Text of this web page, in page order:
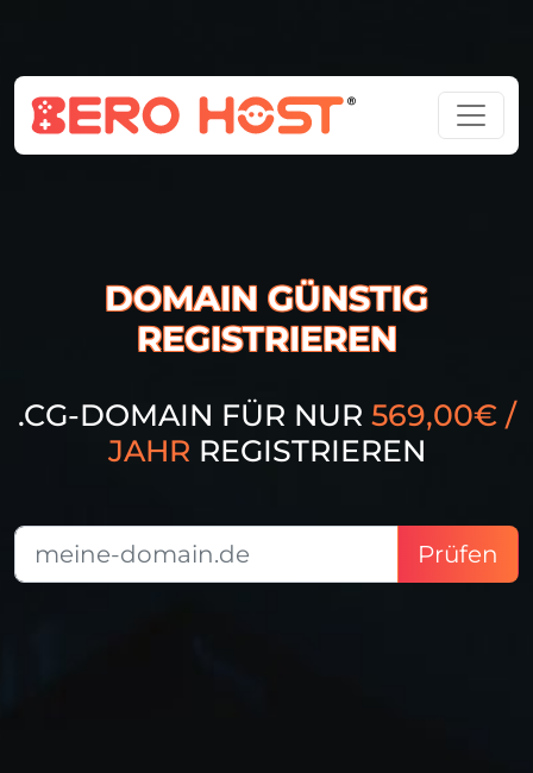
DOMAIN GÜNSTIG
REGISTRIEREN
.CG-DOMAIN FÜR NUR 569,00€ /
JAHR REGISTRIEREN
Prüfen